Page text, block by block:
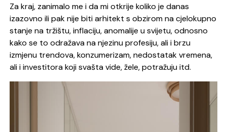
Za kraj, zanimalo me i da mi otkrije koliko je danas
izazovno ili pak nije biti arhitekt s obzirom na cjelokupno
stanje na tržištu, inflaciju, anomalije u svijetu, odnosno
kako se to odražava na njezinu profesiju, ali i brzu
izmjenu trendova, konzumerizam, nedostatak vremena,
ali i investitora koji svašta vide, žele, potražuju itd.